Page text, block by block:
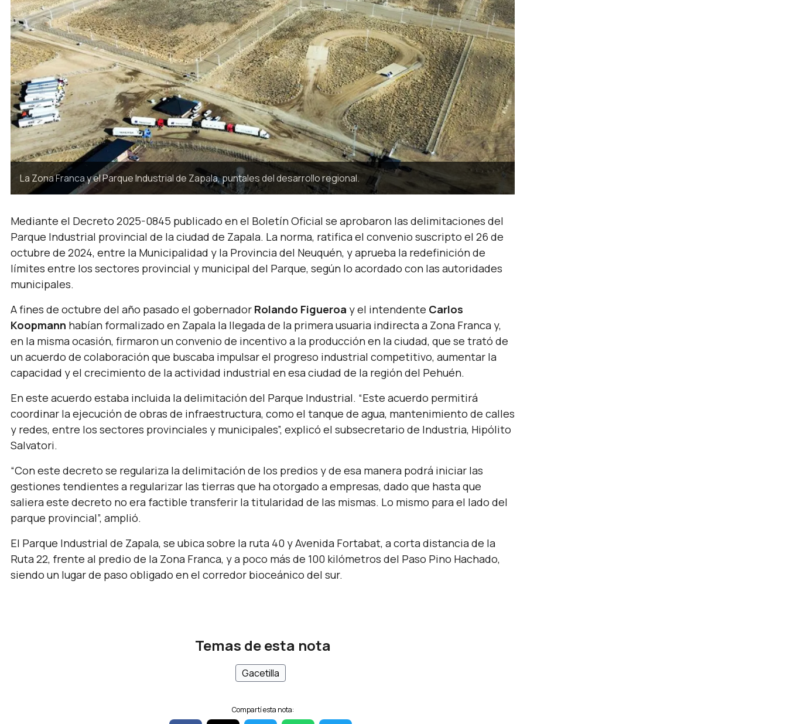
La Zona Franca y el Parque Industrial de Zapala, puntales del desarrollo regional.
Mediante el Decreto 2025-0845 publicado en el Boletín Oficial se aprobaron las delimitaciones del
Parque Industrial provincial de la ciudad de Zapala. La norma, ratifica el convenio suscripto el 26 de
octubre de 2024, entre la Municipalidad y la Provincia del Neuquén, y aprueba la redefinición de
límites entre los sectores provincial y municipal del Parque, según lo acordado con las autoridades
municipales.
A fines de octubre del año pasado el gobernador Rolando Figueroa y el intendente Carlos
Koopmann habían formalizado en Zapala la llegada de la primera usuaria indirecta a Zona Franca y,
en la misma ocasión, firmaron un convenio de incentivo a la producción en la ciudad, que se trató de
un acuerdo de colaboración que buscaba impulsar el progreso industrial competitivo, aumentar la
capacidad y el crecimiento de la actividad industrial en esa ciudad de la región del Pehuén.
En este acuerdo estaba incluida la delimitación del Parque Industrial. “Este acuerdo permitirá
coordinar la ejecución de obras de infraestructura, como el tanque de agua, mantenimiento de calles
y redes, entre los sectores provinciales y municipales”, explicó el subsecretario de Industria, Hipólito
Salvatori.
“Con este decreto se regulariza la delimitación de los predios y de esa manera podrá iniciar las
gestiones tendientes a regularizar las tierras que ha otorgado a empresas, dado que hasta que
saliera este decreto no era factible transferir la titularidad de las mismas. Lo mismo para el lado del
parque provincial”, amplió.
El Parque Industrial de Zapala, se ubica sobre la ruta 40 y Avenida Fortabat, a corta distancia de la
Ruta 22, frente al predio de la Zona Franca, y a poco más de 100 kilómetros del Paso Pino Hachado,
siendo un lugar de paso obligado en el corredor bioceánico del sur.
Temas de esta nota
Gacetilla
Compartí esta nota: